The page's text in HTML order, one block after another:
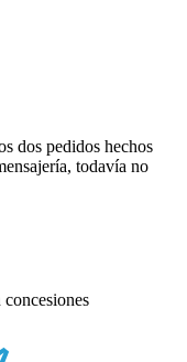
dos pedidos hechos
todavía no